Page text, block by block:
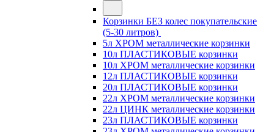
Корзинки БЕЗ колес покупательские
(5-30 литров)
5л ХРОМ металлические корзинки
10л ПЛАСТИКОВЫЕ корзинки
10л ХРОМ металлические корзинки
12л ПЛАСТИКОВЫЕ корзинки
20л ПЛАСТИКОВЫЕ корзинки
22л ХРОМ металлические корзинки
22л ЦИНК металлические корзинки
23л ПЛАСТИКОВЫЕ корзинки